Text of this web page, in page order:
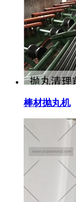
棒材抛丸机